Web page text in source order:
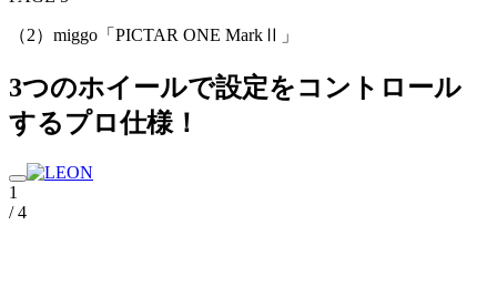
（2）miggo「PICTAR ONE MarkⅡ」
3つのホイールで設定をコントロール
するプロ仕様！
1
/ 4